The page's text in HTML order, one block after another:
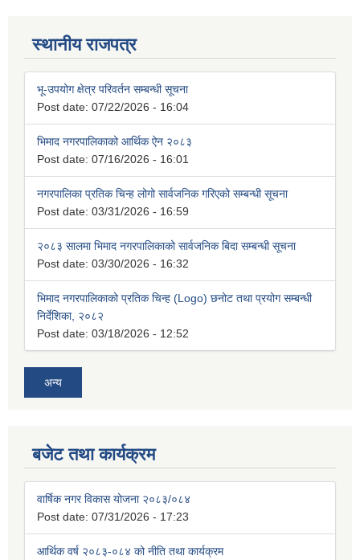
स्थानीय राजपत्र
भू-उपयोग क्षेत्र परिवर्तन सम्बन्धी सूचना
Post date: 07/22/2026 - 16:04
भिमाद नगरपालिकाको आर्थिक ऐन २०८३
Post date: 07/16/2026 - 16:01
नगरपालिका प्रतिक चिन्ह लोगो सार्वजनिक गरिएको सम्बन्धी सूचना
Post date: 03/31/2026 - 16:59
२०८३ सालमा भिमाद नगरपालिकाको सार्वजनिक बिदा सम्बन्धी सूचना
Post date: 03/30/2026 - 16:32
भिमाद नगरपालिकाको प्रतिक चिन्ह (Logo) छनोट तथा प्रयोग सम्बन्धी
निर्देशिका, २०८२
Post date: 03/18/2026 - 12:52
अन्य
बजेट तथा कार्यक्रम
वार्षिक नगर विकास योजना २०८३/०८४
Post date: 07/31/2026 - 17:23
आर्थिक वर्ष २०८३-०८४ को नीति तथा कार्यक्रम